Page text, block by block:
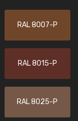
RAL 8007-P
RAL 8015-P
RAL 8025-P